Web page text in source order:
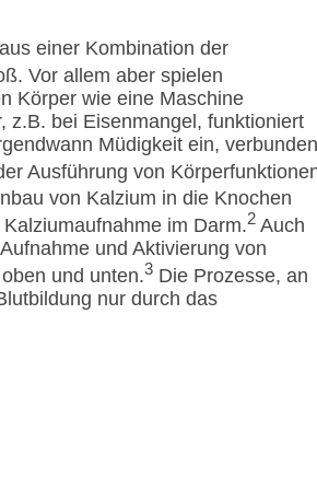
einer Kombination der
Vor allem aber spielen
Körper wie eine Maschine
z.B. bei Eisenmangel, funktioniert
Müdigkeit ein, verbunden
Ausführung von
von Kalzium in die Knochen
im Darm.2 Auch
und Aktivierung von
und unten.3 Die Prozesse, an
nur durch das